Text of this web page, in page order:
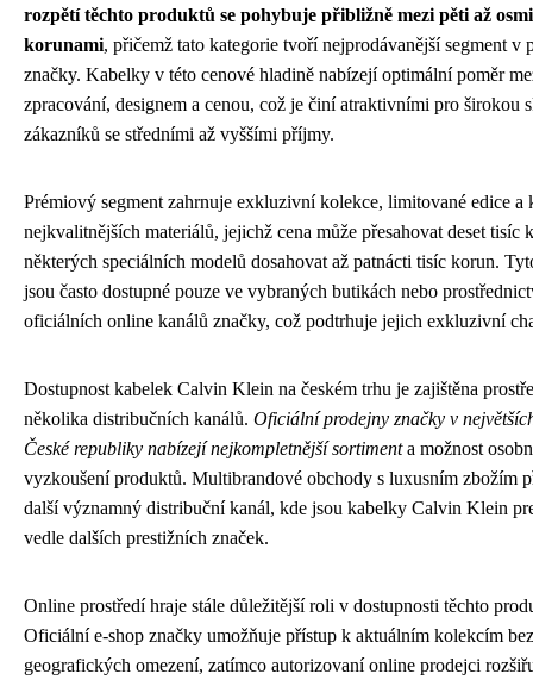
rozpětí těchto produktů se pohybuje přibližně mezi pěti až
korunami, přičemž tato kategorie tvoří nejprodávanější segment v
značky. Kabelky v této cenové hladině nabízejí optimální poměr
zpracování, designem a cenou, což je činí atraktivními pro širokou
zákazníků se středními až vyššími příjmy.
Prémiový segment zahrnuje exkluzivní kolekce, limitované edice a
nejkvalitnějších materiálů, jejichž cena může přesahovat deset tisíc
některých speciálních modelů dosahovat až patnácti tisíc korun.
jsou často dostupné pouze ve vybraných butikách nebo
oficiálních online kanálů značky, což podtrhuje jejich exkluzivní
Dostupnost kabelek Calvin Klein na českém trhu je zajištěna
několika distribučních kanálů. Oficiální prodejny značky v
České republiky nabízejí nejkompletnější sortimenta možnost
vyzkoušení produktů. Multibrandové obchody s luxusním zbožím
další významný distribuční kanál, kde jsou kabelky Calvin Klein
vedle dalších prestižních značek.
Online prostředí hraje stále důležitější roli v dostupnosti těchto
Oficiální e-shop značky umožňuje přístup k aktuálním kolekcím bez
geografických omezení, zatímco autorizovaní online prodejci